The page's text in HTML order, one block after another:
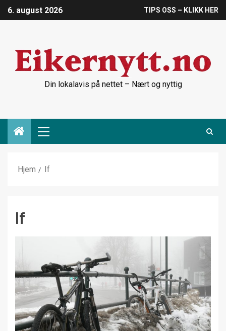
6. august 2026 TIPS OSS – KLIKK HER
Din lokalavis på nettet – Nært og nyttig
Hjem If
If